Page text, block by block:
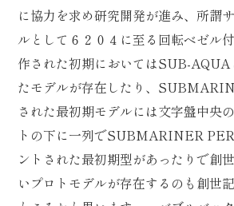
に協力を求め研究開発が進み、所謂
ルとして６２０４に至る回転ベゼル
作された初期においてはSUB-
たモデルが存在したり、
された最初期モデルには文字盤中央
トの下に一列でSUBMARINER
ントされた最初期型があったりで創
いプロトモデルが存在するのも創世